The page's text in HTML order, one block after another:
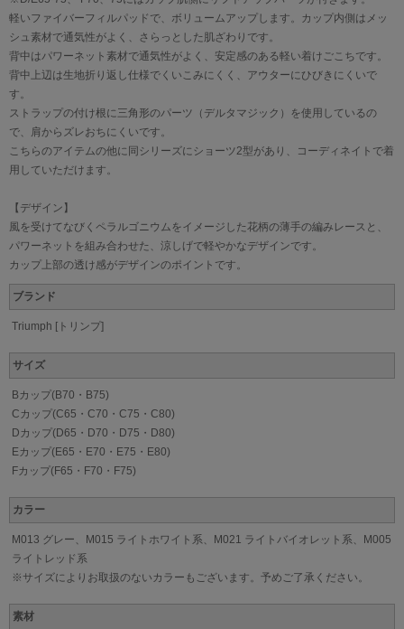
軽いファイバーフィルパッドで、ボリュームアップします。カップ内側はメッ
シュ素材で通気性がよく、さらっとした肌ざわりです。
背中はパワーネット素材で通気性がよく、安定感のある軽い着けごこちです。
背中上辺は生地折り返し仕様でくいこみにくく、アウターにひびきにくいで
す。
ストラップの付け根に三角形のパーツ（デルタマジック）を使用しているの
で、肩からズレおちにくいです。
こちらのアイテムの他に同シリーズにショーツ2型があり、コーディネイトで着
用していただけます。
【デザイン】
風を受けてなびくペラルゴニウムをイメージした花柄の薄手の編みレースと、
パワーネットを組み合わせた、涼しげで軽やかなデザインです。
カップ上部の透け感がデザインのポイントです。
ブランド
Triumph [トリンプ]
サイズ
Bカップ(B70・B75)
Cカップ(C65・C70・C75・C80)
Dカップ(D65・D70・D75・D80)
Eカップ(E65・E70・E75・E80)
Fカップ(F65・F70・F75)
カラー
M013 グレー、M015 ライトホワイト系、M021 ライトバイオレット系、M005
ライトレッド系
※サイズによりお取扱のないカラーもございます。予めご了承ください。
素材